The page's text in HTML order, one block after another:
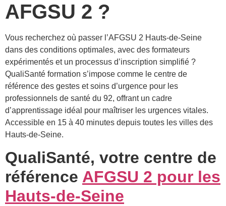
AFGSU 2 ?
Vous recherchez où passer l’AFGSU 2 Hauts-de-Seine
dans des conditions optimales, avec des formateurs
expérimentés et un processus d’inscription simplifié ?
QualiSanté formation s’impose comme le centre de
référence des gestes et soins d’urgence pour les
professionnels de santé du 92, offrant un cadre
d’apprentissage idéal pour maîtriser les urgences vitales.
Accessible en 15 à 40 minutes depuis toutes les villes des
Hauts-de-Seine.
QualiSanté, votre centre de
référence AFGSU 2 pour les
Hauts-de-Seine